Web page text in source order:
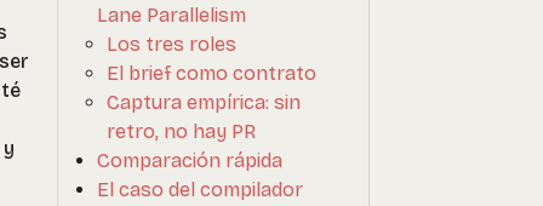
Lane Parallelism
Los tres roles
El brief como contrato
Captura empírica: sin
retro, no hay PR
Comparación rápida
El caso del compilador